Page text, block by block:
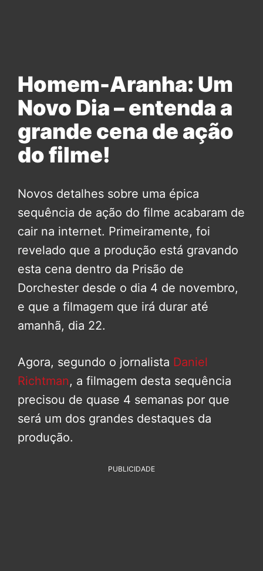
Homem-Aranha: Um
Novo Dia – entenda a
grande cena de ação
do filme!
Novos detalhes sobre uma épica
sequência de ação do filme acabaram de
cair na internet. Primeiramente, foi
revelado que a produção está gravando
esta cena dentro da Prisão de
Dorchester desde o dia 4 de novembro,
e que a filmagem que irá durar até
amanhã, dia 22.
Agora, segundo o jornalista Daniel
Richtman, a filmagem desta sequência
precisou de quase 4 semanas por que
será um dos grandes destaques da
produção.
PUBLICIDADE